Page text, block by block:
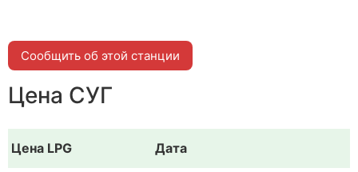
Сообщить об этой станции
Цена СУГ
Цена LPG Дата